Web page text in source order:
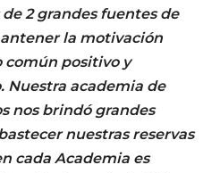
2 grandes fuentes de
la motivación
común positivo y
Nuestra academia de
nos brindó grandes
nuestras reservas
cada Academia es